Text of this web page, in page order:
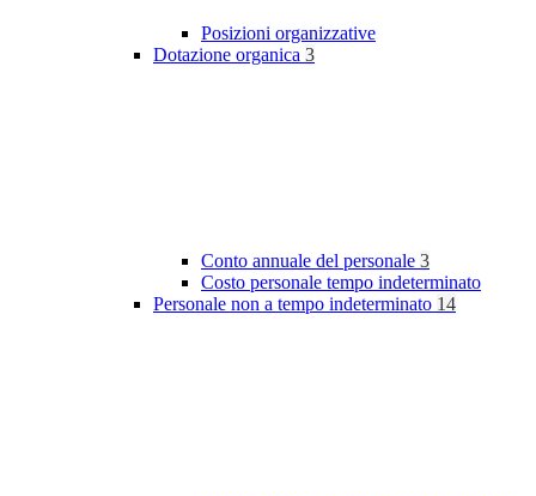
Posizioni organizzative
Dotazione organica 3
Conto annuale del personale 3
Costo personale tempo indeterminato
Personale non a tempo indeterminato 14